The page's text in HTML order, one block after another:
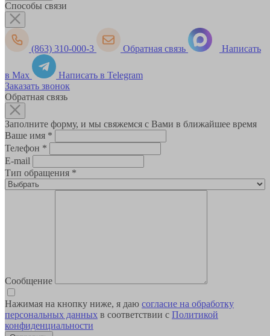
Способы связи
(863) 310-000-3 Обратная связь Написать
в Max
Написать в Telegram
Заказать звонок
Обратная связь
Заполните форму, и мы свяжемся с Вами в ближайшее время
Ваше имя *
Телефон *
E-mail
Тип обращения *
Сообщение
Нажимая на кнопку ниже, я даю согласие на обработку
персональных данных в соответствии с Политикой
конфиденциальности